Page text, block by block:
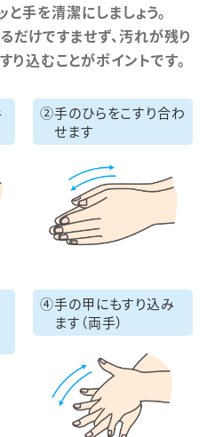
手を清潔にしましょう。
だけですませず、汚れが残り
り込むことがポイントです。
②手のひらをこすり合わ
せます
④手の甲にもすり込み
ます（両手）